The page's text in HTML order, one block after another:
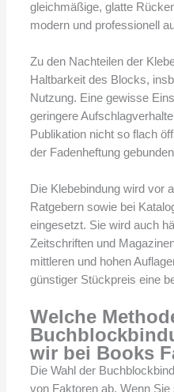
gleichmäßige, glatte
modern und professionell
Zu den Nachteilen der
Haltbarkeit des Blocks,
Nutzung. Eine gewisse
geringere
Publikation nicht so flach
der Fadenheftung
Die Klebebindung wird vor
Ratgebern sowie bei
eingesetzt. Sie wird auch
Zeitschriften und
mittleren und hohen
günstiger Stückpreis eine
Welche
wir bei Books
Die Wahl der
von Faktoren ab. Wenn